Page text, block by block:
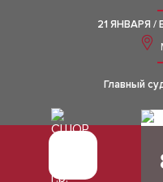
21 ЯНВАРЯ /
Главный